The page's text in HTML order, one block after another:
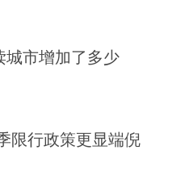
城市增加了多少
限行政策更显端倪